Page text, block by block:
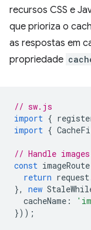
recursos CSS e
que prioriza o
as respostas em
propriedade
// sw.js
import {
import {
// Handle
const imageRoute
return request
},
new
cacheName :
}));